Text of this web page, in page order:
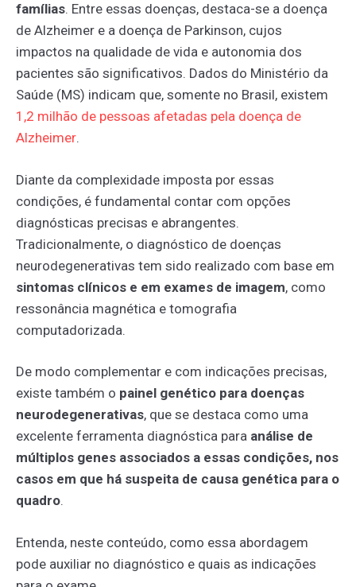
famílias. Entre essas doenças, destaca-se a doença
de Alzheimer e a doença de Parkinson, cujos
impactos na qualidade de vida e autonomia dos
pacientes são significativos. Dados do Ministério da
Saúde (MS) indicam que, somente no Brasil, existem
1,2 milhão de pessoas afetadas pela doença de
Alzheimer.
Diante da complexidade imposta por essas
condições, é fundamental contar com opções
diagnósticas precisas e abrangentes.
Tradicionalmente, o diagnóstico de doenças
neurodegenerativas tem sido realizado com base em
sintomas clínicos e em exames de imagem, como
ressonância magnética e tomografia
computadorizada.
De modo complementar e com indicações precisas,
existe também o painel genético para doenças
neurodegenerativas, que se destaca como uma
excelente ferramenta diagnóstica para análise de
múltiplos genes associados a essas condições, nos
casos em que há suspeita de causa genética para o
quadro.
Entenda, neste conteúdo, como essa abordagem
pode auxiliar no diagnóstico e quais as indicações